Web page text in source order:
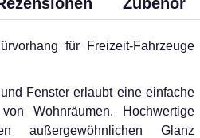
für Freizeit-Fahrzeuge
Fenster erlaubt eine einfache
Wohnräumen. Hochwertige
außergewöhnlichen Glanz